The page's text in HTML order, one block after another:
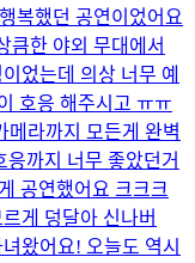
복했던 공연이었어요
큼한 야외 무대에서
었는데 의상 너무 예
호응 해주시고 ㅠㅠ
메라까지 모든게 완벽
까지 너무 좋았던거
공연했어요 크크크
게 덩달아 신나버
왔어요! 오늘도 역시